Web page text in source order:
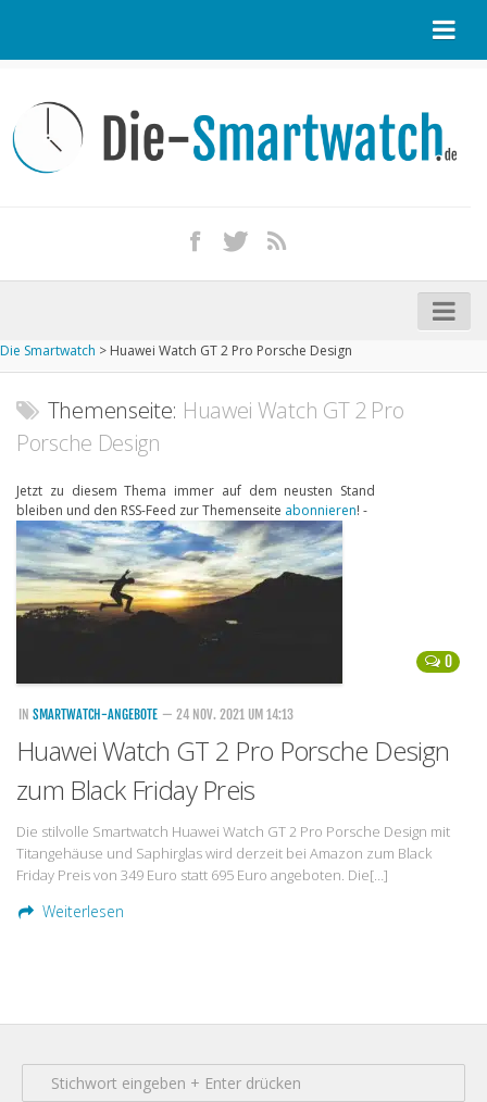
Kontakt / Tipp geben
Impressum
iPhone kaufen
Startseite
Aktuelle Smartwatches im Test
Kommende Smartwatches
Marken und Modelle
Handytarife
BASE
Smartphonetarife
Smartphonetarife
Prepaid-Tarife
Datentarife
Flatrate-Prepaidtarife
Mobilfunk-Vergleichsrechner
Die Smartwatch > Huawei Watch GT 2 Pro Porsche Design
Themenseite: Huawei Watch GT 2 Pro
Porsche Design
Jetzt zu diesem Thema immer auf dem neusten Stand
bleiben und den RSS-Feed zur Themenseite abonnieren! -
0
IN SMARTWATCH-ANGEBOTE — 24 NOV. 2021 UM 14:13
Huawei Watch GT 2 Pro Porsche Design
zum Black Friday Preis
Die stilvolle Smartwatch Huawei Watch GT 2 Pro Porsche Design mit
Titangehäuse und Saphirglas wird derzeit bei Amazon zum Black
Friday Preis von 349 Euro statt 695 Euro angeboten. Die[…]
Weiterlesen